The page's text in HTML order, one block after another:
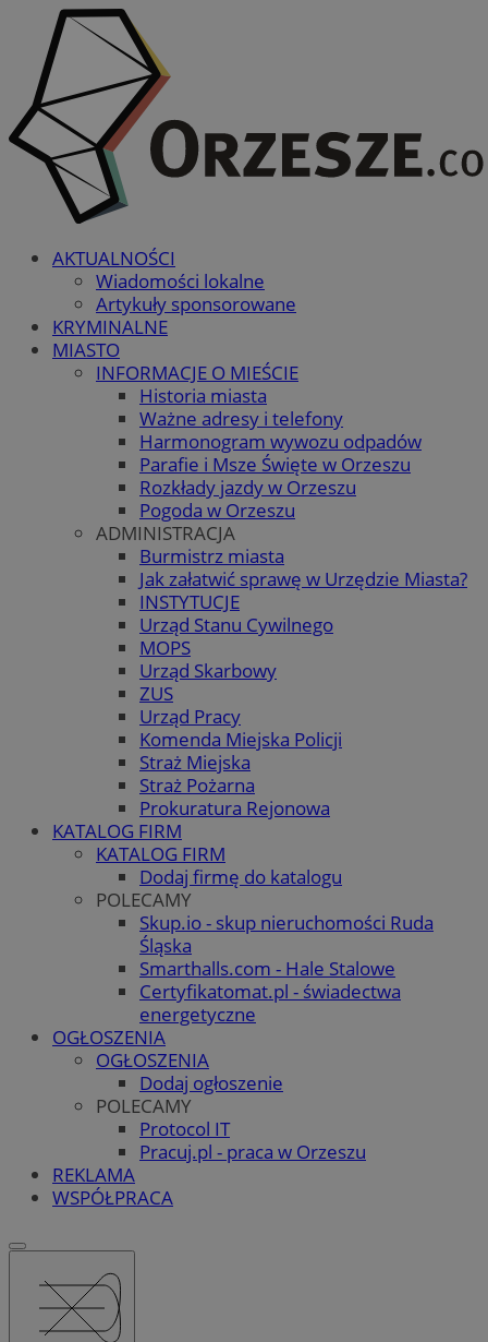
AKTUALNOŚCI
Wiadomości lokalne
Artykuły sponsorowane
KRYMINALNE
MIASTO
INFORMACJE O MIEŚCIE
Historia miasta
Ważne adresy i telefony
Harmonogram wywozu odpadów
Parafie i Msze Święte w Orzeszu
Rozkłady jazdy w Orzeszu
Pogoda w Orzeszu
ADMINISTRACJA
Burmistrz miasta
Jak załatwić sprawę w Urzędzie Miasta?
INSTYTUCJE
Urząd Stanu Cywilnego
MOPS
Urząd Skarbowy
ZUS
Urząd Pracy
Komenda Miejska Policji
Straż Miejska
Straż Pożarna
Prokuratura Rejonowa
KATALOG FIRM
KATALOG FIRM
Dodaj firmę do katalogu
POLECAMY
Skup.io - skup nieruchomości Ruda
Śląska
Smarthalls.com - Hale Stalowe
Certyfikatomat.pl - świadectwa
energetyczne
OGŁOSZENIA
OGŁOSZENIA
Dodaj ogłoszenie
POLECAMY
Protocol IT
Pracuj.pl - praca w Orzeszu
REKLAMA
WSPÓŁPRACA